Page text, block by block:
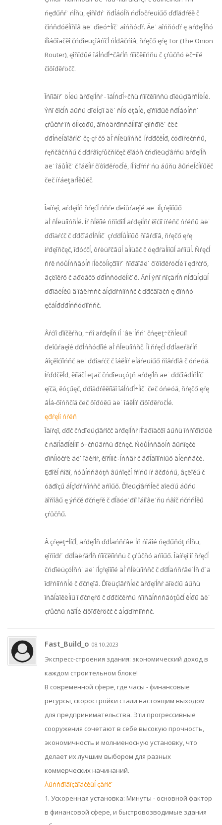
ńęđűňŕ˙ ńĺňü, ęîňîđŕ˙ ňđĺáóĺň ńďĺöčŕëüíűő ďđîăđŕěě č
číńňđóěĺíňîâ äë˙ ďîëó÷ĺíč˙ äîńňóďŕ. Äë˙ äîńňóďŕ ę äŕđęíĺňó
íĺîáőîäčěî čńďîëüçîâŕíčĺ ńĺđâčńîâ, ňŕęčő ęŕę Tor (The Onion
Router), ęîňîđűé îáĺńďĺ÷čâŕĺň ŕíîíčěíîńňü č çŕůčňó ëč÷íîé
číôîđěŕöčč.
Îńíîâíŕ˙ öĺëü äŕđęíĺňŕ - îáĺńďĺ÷čňü ŕíîíčěíîńňü ďîëüçîâŕňĺëĺé.
Ýňî ěîćĺň áűňü ďîëĺçíî äë˙ ňĺő ëţäĺé, ęîňîđűě ňđĺáóĺňń˙
çŕůčňŕ îň öĺíçóđű, ăîńóäŕđńňâĺííîăî ęîíňđîë˙ čëč
ďđĺńëĺäîâŕíč˙ čç-çŕ čő äĺ˙ňĺëüíîńňč. Íŕďđčěĺđ, ćóđíŕëčńňű,
ŕęňčâčńňű č ďđŕâîçŕůčňíčęč ěîăóň čńďîëüçîâŕňü äŕđęíĺň
äë˙ îáůĺíč˙ č îáěĺíŕ číôîđěŕöčĺé, íĺ îďŕńŕ˙ńü áűňü âűńëĺćĺííűěč
čëč íŕáëţäŕĺěűěč.
Îäíŕęî, äŕđęíĺň ňŕęćĺ ńňŕë ďëîůŕäęîé äë˙ íĺçŕęîííűő
äĺ˙ňĺëüíîńňĺé. Íŕ ňĺěíîé ńňîđîíĺ äŕđęíĺňŕ ěîćíî íŕéňč ńŕéňű äë˙
ďđîäŕćč č ďđčîáđĺňĺíč˙ çŕďđĺůĺííűő ňîâŕđîâ, ňŕęčő ęŕę
íŕđęîňčęč, îđóćčĺ, ôŕëüřčâűĺ äĺíüăč č óęđŕäĺííűĺ äŕííűĺ. Ňŕęćĺ
ňŕě ńóůĺńňâóĺň íĺëčöĺíçčîííŕ˙ ňîđăîâë˙ číôîđěŕöčĺé î ęđŕćŕő,
âçëîěŕő č äđóăčő ďđĺńňóďëĺíč˙ő. Âńĺ ýňî ńîçäŕĺň ńĺđüĺçíűĺ
ďđîáëĺěű â îáëŕńňč áĺçîďŕńíîńňč č ďđčâîäčň ę đîńňó
ęčáĺđďđĺńňóďíîńňč.
Âŕćíî ďîíčěŕňü, ÷ňî äŕđęíĺň íĺ ˙âë˙ĺňń˙ čńęëţ÷čňĺëüíî
ďëîůŕäęîé ďđĺńňóďíîé äĺ˙ňĺëüíîńňč. Îí ňŕęćĺ ďđĺäëŕăŕĺň
âîçěîćíîńňč äë˙ ďđîäŕćč č îáěĺíŕ ëĺăŕëüíűő ňîâŕđîâ č óńëóă.
Íŕďđčěĺđ, ěíîăčĺ ëţäč čńďîëüçóţň äŕđęíĺň äë˙ ďđčîáđĺňĺíč˙
ęíčă, ěóçűęč, ďđîăđŕěěíîăî îáĺńďĺ÷ĺíč˙ čëč óńëóă, ňŕęčő ęŕę
âĺá-őîńňčíă čëč ôîđóěű äë˙ îáěĺíŕ číôîđěŕöčĺé.
ęđŕęĺí ńŕéň
Îäíŕęî, ďđč čńďîëüçîâŕíčč äŕđęíĺňŕ íĺîáőîäčěî áűňü îńňîđîćíűě
č ńâîĺâđĺěĺííî ó÷čňűâŕňü đčńęč. Ńóůĺńňâóĺň âűńîęčé
ďîňĺíöčŕë äë˙ îáěŕíŕ, ěîřĺííč÷ĺńňâŕ č âđĺäîíîńíűő äĺéńňâčé.
Ęđîěĺ ňîăî, ńóůĺńňâóţň âűńîęčĺ řŕíńű íŕ âčđóńű, âçëîěű č
óăđîçű áĺçîďŕńíîńňč äŕííűő. Ďîëüçîâŕňĺëč äîëćíű áűňü
ăîňîâű ę ýňčě đčńęŕě č đĺăóë˙đíî îáíîâë˙ňü ńâîč ńčńňĺěű
çŕůčňű.
Â çŕęëţ÷ĺíčĺ, äŕđęíĺň ďđĺäńňŕâë˙ĺň ńîáîé ńęđűňóţ ńĺňü,
ęîňîđŕ˙ ďđĺäëŕăŕĺň ŕíîíčěíîńňü č çŕůčňó äŕííűő. Îäíŕęî îí ňŕęćĺ
čńďîëüçóĺňń˙ äë˙ íĺçŕęîííîé äĺ˙ňĺëüíîńňč č ďđĺäńňŕâë˙ĺň đ˙ä
îďŕńíîńňĺé č đčńęîâ. Ďîëüçîâŕňĺëč äŕđęíĺňŕ äîëćíű áűňü
îńâĺäîěëĺíű î đčńęŕő č ďđčíčěŕňü ńîîňâĺňńňâóţůčĺ ěĺđű äë˙
çŕůčňű ńâîĺé číôîđěŕöčč č áĺçîďŕńíîńňč.
Fast_Build_o 08.10.2023
Экспресс-строения здания: экономический доход в
каждом строительном блоке!
В современной сфере, где часы - финансовые
ресурсы, скоростройки стали настоящим выходом
для предпринимательства. Эти прогрессивные
сооружения сочетают в себе высокую прочность,
экономичность и молниеносную установку, что
делает их лучшим выбором для разных
коммерческих начинаний.
Áűńňđîâîçâîäčěűĺ çäŕíč˙
1. Ускоренная установка: Минуты - основной фактор
в финансовой сфере, и быстровозводимые здания